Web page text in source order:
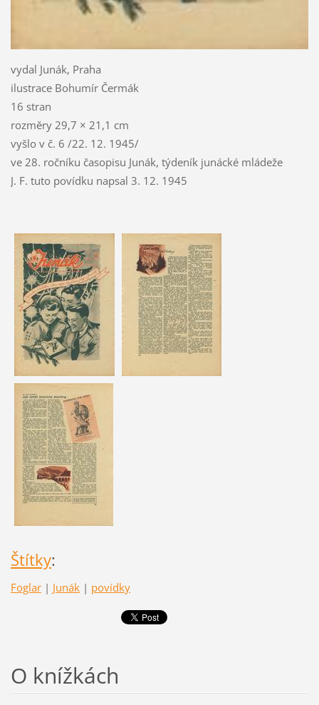
vydal Junák, Praha
ilustrace Bohumír Čermák
16 stran
rozměry 29,7 × 21,1 cm
vyšlo v č. 6 /22. 12. 1945/
ve 28. ročníku časopisu Junák, týdeník junácké mládeže
J. F. tuto povídku napsal 3. 12. 1945
Štítky:
Foglar | Junák | povídky
O knížkách